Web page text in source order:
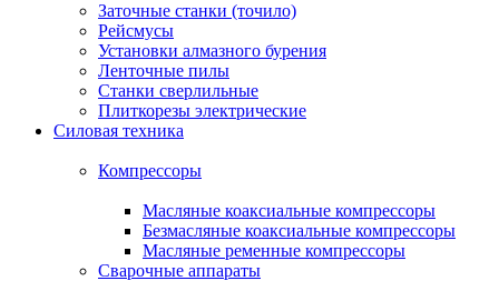
Заточные станки (точило)
Рейсмусы
Установки алмазного бурения
Ленточные пилы
Станки сверлильные
Плиткорезы электрические
Силовая техника
Компрессоры
Масляные коаксиальные компрессоры
Безмасляные коаксиальные компрессоры
Масляные ременные компрессоры
Сварочные аппараты